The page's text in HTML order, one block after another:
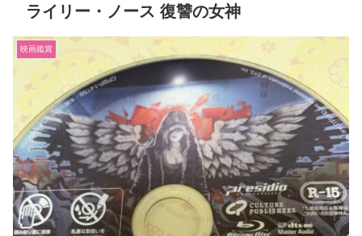
ライリー・ノース 復讐の女神
映画鑑賞